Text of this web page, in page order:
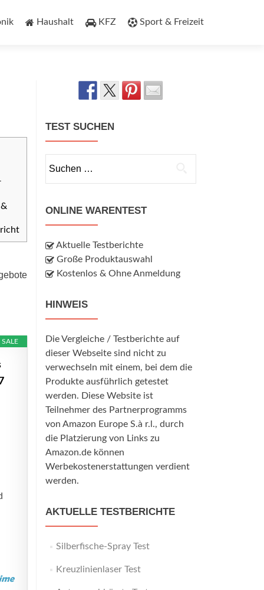
Haushalt KFZ Sport & Freizeit
SALE
TEST SUCHEN
nach:
ONLINE WARENTEST
Aktuelle Testberichte
Große Produktauswahl
Kostenlos & Ohne Anmeldung
HINWEIS
Die Vergleiche / Testberichte auf
dieser Webseite sind nicht zu
verwechseln mit einem, bei dem die
Produkte ausführlich getestet
werden. Diese Website ist
Teilnehmer des Partnerprogramms
von Amazon Europe S.à r.l., durch
die Platzierung von Links zu
Amazon.de können
Werbekostenerstattungen verdient
werden.
AKTUELLE TESTBERICHTE
Silberfische-Spray Test
Kreuzlinienlaser Test